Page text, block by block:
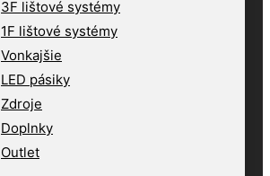
3F lištové systémy
1F lištové systémy
Vonkajšie
LED pásiky
Zdroje
Doplnky
Outlet